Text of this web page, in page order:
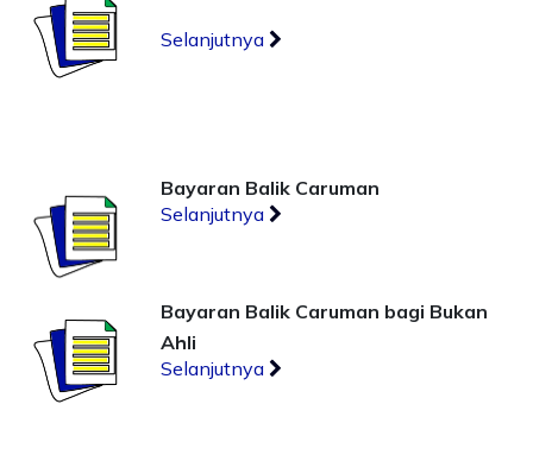
Selanjutnya
Bayaran Balik Caruman
Selanjutnya
Bayaran Balik Caruman bagi Bukan
Ahli
Selanjutnya